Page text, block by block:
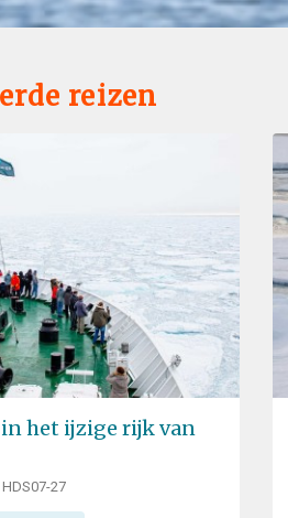
reizen
het ijzige rijk van
27